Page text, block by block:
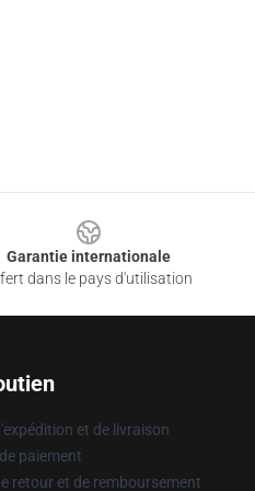
Garantie internationale
dans le pays d'utilisation
et de livraison
paiement
retour et de remboursement